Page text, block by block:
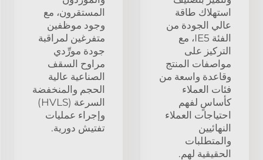
استهلاك طاقة
عالي الجودة من
الفئة IE5، مع
التركيز على
مواصفات المنتج
وقاعدة واسعة من
فئات العملاء
كأساسٍ لفهم
احتياجات العملاء
النهائيين
والمتطلبات
الحقيقية لهم.
المستقرون، مع
وجود موظفين
متفرغين لمراقبة
جودة مورِّدي
مراوح السقف
الصناعية عالية
الحجم والمنخفضة
السرعة (HVLS)
وإجراء عمليات
تفتيش دورية.